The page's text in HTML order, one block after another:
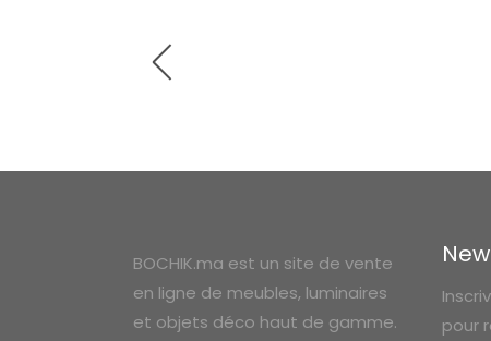
BOCHIK.ma est un site de vente
en ligne de meubles, luminaires
et objets déco haut de gamme.
pour